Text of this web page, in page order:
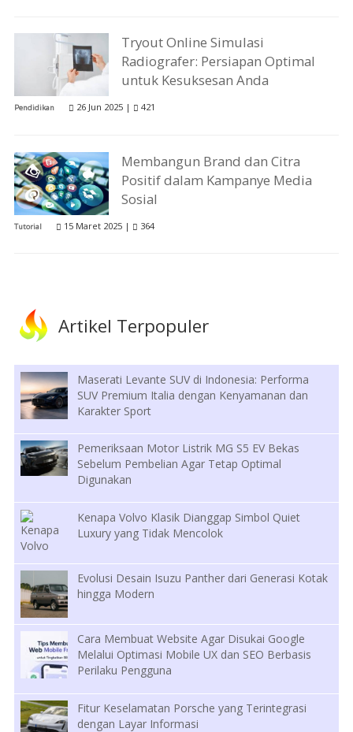
Tryout Online Simulasi
Radiografer: Persiapan Optimal
untuk Kesuksesan Anda
Pendidikan 26 Jun 2025 | 421
Membangun Brand dan Citra
Positif dalam Kampanye Media
Sosial
Tutorial 15 Maret 2025 | 364
Artikel Terpopuler
Maserati Levante SUV di Indonesia: Performa
SUV Premium Italia dengan Kenyamanan dan
Karakter Sport
Pemeriksaan Motor Listrik MG S5 EV Bekas
Sebelum Pembelian Agar Tetap Optimal
Digunakan
Kenapa Volvo Klasik Dianggap Simbol Quiet
Luxury yang Tidak Mencolok
Evolusi Desain Isuzu Panther dari Generasi Kotak
hingga Modern
Cara Membuat Website Agar Disukai Google
Melalui Optimasi Mobile UX dan SEO Berbasis
Perilaku Pengguna
Fitur Keselamatan Porsche yang Terintegrasi
dengan Layar Informasi